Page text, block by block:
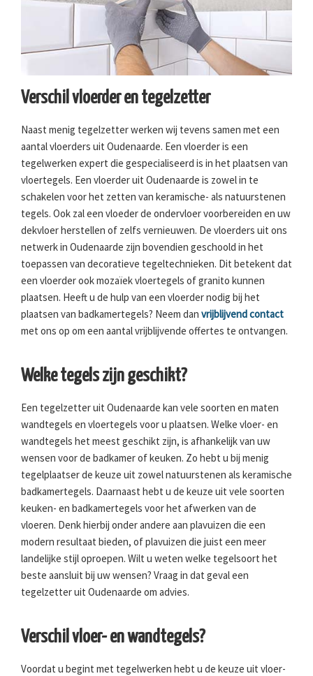
Verschil vloerder en tegelzetter
Naast menig tegelzetter werken wij tevens samen met een
aantal vloerders uit Oudenaarde. Een vloerder is een
tegelwerken expert die gespecialiseerd is in het plaatsen van
vloertegels. Een vloerder uit Oudenaarde is zowel in te
schakelen voor het zetten van keramische- als natuurstenen
tegels. Ook zal een vloeder de ondervloer voorbereiden en uw
dekvloer herstellen of zelfs vernieuwen. De vloerders uit ons
netwerk in Oudenaarde zijn bovendien geschoold in het
toepassen van decoratieve tegeltechnieken. Dit betekent dat
een vloerder ook mozaïek vloertegels of granito kunnen
plaatsen. Heeft u de hulp van een vloerder nodig bij het
plaatsen van badkamertegels? Neem dan vrijblijvend contact
met ons op om een aantal vrijblijvende offertes te ontvangen.
Welke tegels zijn geschikt?
Een tegelzetter uit Oudenaarde kan vele soorten en maten
wandtegels en vloertegels voor u plaatsen. Welke vloer- en
wandtegels het meest geschikt zijn, is afhankelijk van uw
wensen voor de badkamer of keuken. Zo hebt u bij menig
tegelplaatser de keuze uit zowel natuurstenen als keramische
badkamertegels. Daarnaast hebt u de keuze uit vele soorten
keuken- en badkamertegels voor het afwerken van de
vloeren. Denk hierbij onder andere aan plavuizen die een
modern resultaat bieden, of plavuizen die juist een meer
landelijke stijl oproepen. Wilt u weten welke tegelsoort het
beste aansluit bij uw wensen? Vraag in dat geval een
tegelzetter uit Oudenaarde om advies.
Verschil vloer- en wandtegels?
Voordat u begint met tegelwerken hebt u de keuze uit vloer-